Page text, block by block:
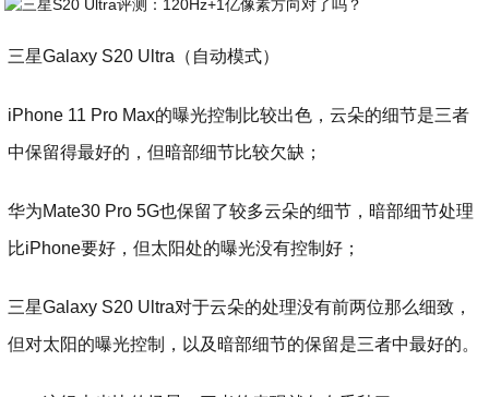
三星Galaxy S20 Ultra（自动模式）
iPhone 11 Pro Max的曝光控制比较出色，云朵的细节是三者
中保留得最好的，但暗部细节比较欠缺；
华为Mate30 Pro 5G也保留了较多云朵的细节，暗部细节处理
比iPhone要好，但太阳处的曝光没有控制好；
三星Galaxy S20 Ultra对于云朵的处理没有前两位那么细致，
但对太阳的曝光控制，以及暗部细节的保留是三者中最好的。